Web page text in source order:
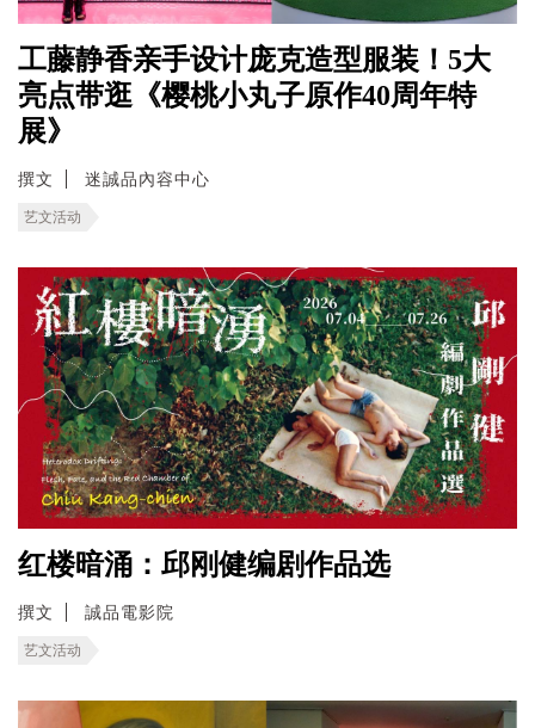
工藤静香亲手设计庞克造型服装！5大
亮点带逛《樱桃小丸子原作40周年特
展》
撰文 迷誠品內容中心
艺文活动
红楼暗涌：邱刚健编剧作品选
撰文 誠品電影院
艺文活动